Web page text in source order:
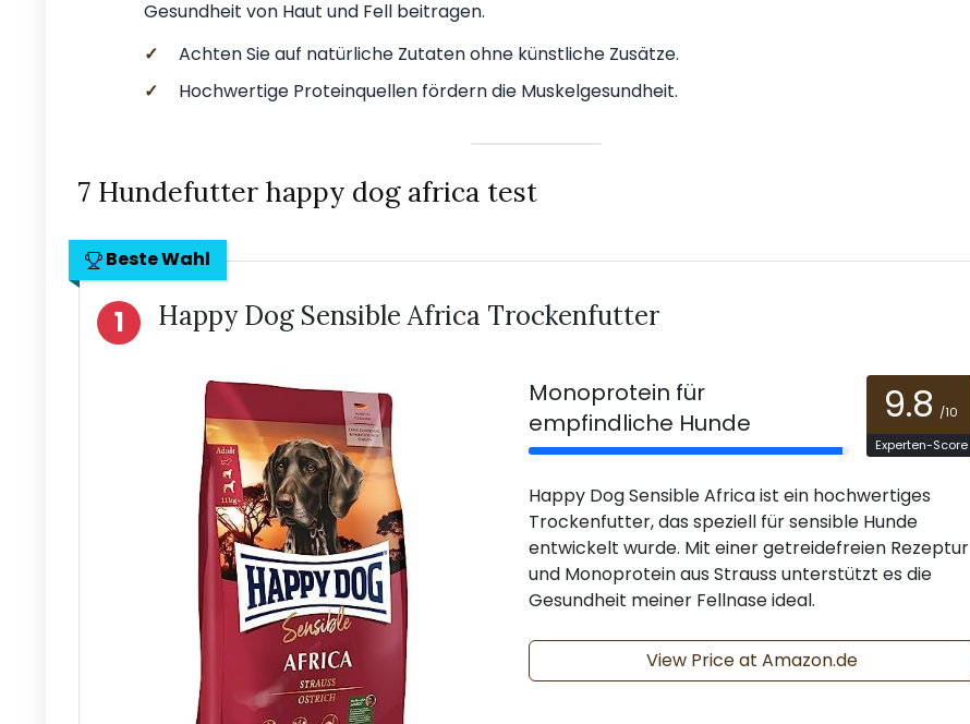
Gesundheit von Haut und Fell beitragen.
✓
Achten Sie auf natürliche Zutaten ohne künstliche Zusätze.
✓
Hochwertige Proteinquellen fördern die Muskelgesundheit.
7 Hundefutter happy dog africa test
Beste Wahl
1 Happy Dog Sensible Africa Trockenfutter
Monoprotein für
empfindliche Hunde
9.8 /10
Experten-Score
Happy Dog Sensible Africa ist ein hochwertiges
Trockenfutter, das speziell für sensible Hunde
entwickelt wurde. Mit einer getreidefreien Rezeptur
und Monoprotein aus Strauss unterstützt es die
Gesundheit meiner Fellnase ideal.
View Price at Amazon.de